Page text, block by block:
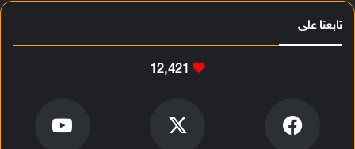
تابعنا على
12٬421